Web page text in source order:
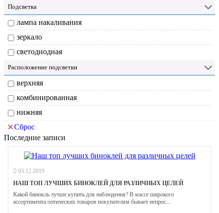
Подсветка
лампа накаливания
зеркало
светодиодная
Расположение подсветки
верхняя
комбинированная
нижняя
Сброс
Последние записи
05.12.2019
НАШ ТОП ЛУЧШИХ БИНОКЛЕЙ ДЛЯ РАЗЛИЧНЫХ ЦЕЛЕЙ
Какой бинокль лучше купить для наблюдения? В массе широкого
ассортимента оптических товаров покупателям бывает непрос...